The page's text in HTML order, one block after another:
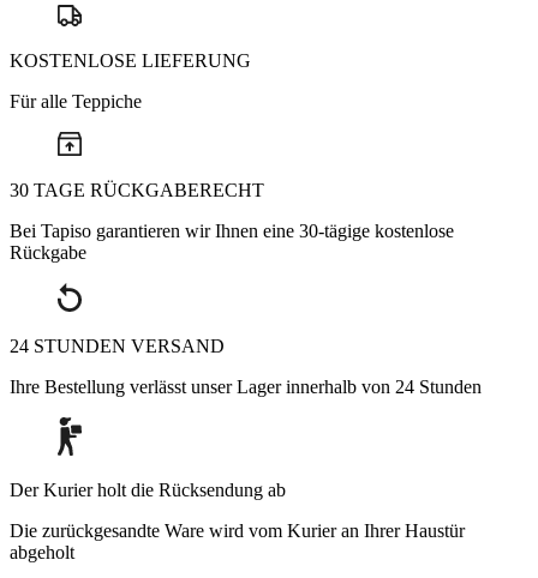
KOSTENLOSE LIEFERUNG
Für alle Teppiche
30 TAGE RÜCKGABERECHT
Bei Tapiso garantieren wir Ihnen eine 30-tägige kostenlose
Rückgabe
24 STUNDEN VERSAND
Ihre Bestellung verlässt unser Lager innerhalb von 24 Stunden
Der Kurier holt die Rücksendung ab
Die zurückgesandte Ware wird vom Kurier an Ihrer Haustür
abgeholt